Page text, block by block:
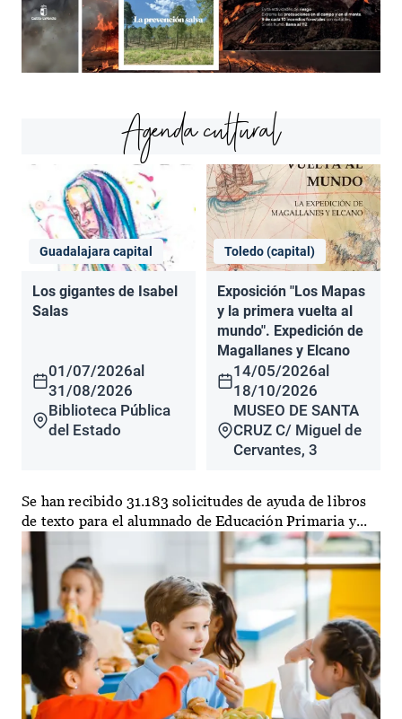
Agenda cultural
Guadalajara capital
Los gigantes de Isabel
Salas
01/07/2026al
31/08/2026
Biblioteca Pública
del Estado
Toledo (capital)
Exposición "Los Mapas
y la primera vuelta al
mundo". Expedición de
Magallanes y Elcano
14/05/2026al
18/10/2026
MUSEO DE SANTA
CRUZ C/ Miguel de
Cervantes, 3
Se han recibido 31.183 solicitudes de ayuda de libros
de texto para el alumnado de Educación Primaria y...